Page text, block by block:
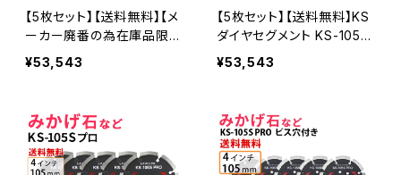
【5枚セット】【送料無料】【メ
ーカー廃番の為在庫品限
り】KSダイヤセグメント KS-
105Sプロ 15穴 内径15mm
プ) (ks-105spro-of15) ダ
イヤモンドカッター 刃キワ
切り コーナーカット 水平切
断 KS-105SPRO-OF15-0
¥53,543
【5枚セット】【送料無料】KS
ダイヤセグメント KS-105S
プロ 20穴 内径20mm オフ
セットタイプ(ハットタイプ)
ヤモンドカッター 刃キワ切
り コーナーカット 水平切断
KS-105SPRO-OF20-05
¥53,543